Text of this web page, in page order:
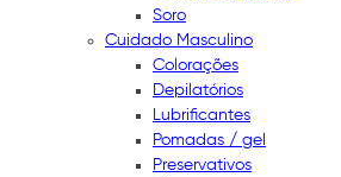
Soro
Cuidado Masculino
Colorações
Depilatórios
Lubrificantes
Pomadas / gel
Preservativos